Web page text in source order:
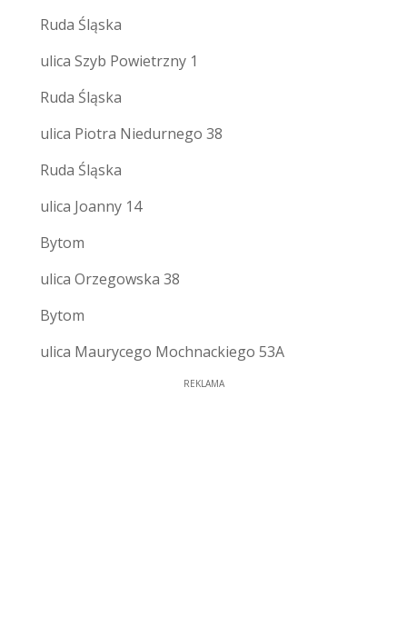
Ruda Śląska
ulica Szyb Powietrzny 1
Ruda Śląska
ulica Piotra Niedurnego 38
Ruda Śląska
ulica Joanny 14
Bytom
ulica Orzegowska 38
Bytom
ulica Maurycego Mochnackiego 53A
REKLAMA